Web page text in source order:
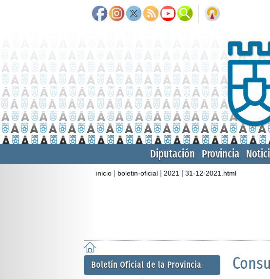
Diputación Provincia
inicio boletin-oficial 2021 31-12-2021.html
Boletín Oficial de la Provincia